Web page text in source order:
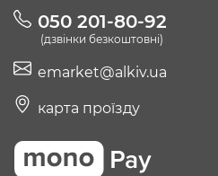
050 201-80-92
(дзвінки безкоштовні)
emarket@alkiv.ua
карта проїзду